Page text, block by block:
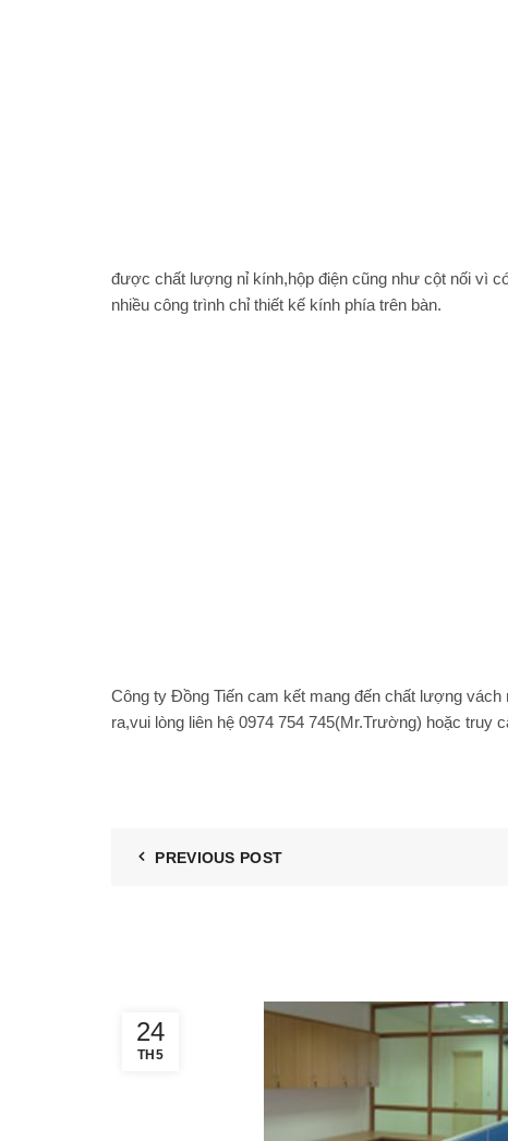
được chất lượng nỉ kính,hộp điện cũng như cột nối vì
nhiều công trình chỉ thiết kế kính phía trên bàn.
Công ty Đồng Tiến cam kết mang đến chất lượng vách
ra,vui lòng liên hệ 0974 754 745(Mr.Trường) hoặc
PREVIOUS POST
24
TH5